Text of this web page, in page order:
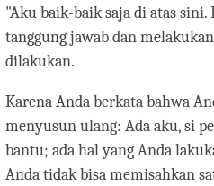
"Aku baik-baik saja di atas
tanggung jawab dan
dilakukan.
Karena Anda berkata bahwa
menyusun ulang: Ada aku, si
bantu; ada hal yang Anda
Anda tidak bisa memisahkan